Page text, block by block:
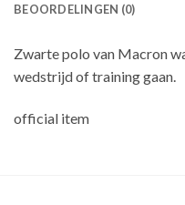
BEOORDELINGEN (0)
Zwarte polo van Macron
wedstrijd of training gaan.
official item